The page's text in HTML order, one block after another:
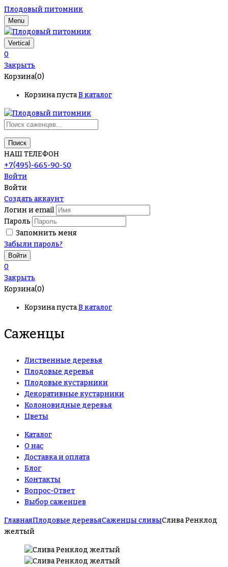
Плодовый питомник
Menu
Vertical
0
Закрыть
Корзина(0)
Корзина пустаВ каталог
Поиск
НАШ ТЕЛЕФОН
+7(495)-665-90-50
Войти
Войти
Создать аккаунт
Логин и email
Пароль
Запомнить меня
Забыли пароль?
0
Закрыть
Корзина(0)
Корзина пустаВ каталог
Саженцы
Лиственные деревья
Плодовые деревья
Плодовые кустарники
Декоративные кустарники
Колоновидные деревья
Цветы
Каталог
О нас
Доставка и оплата
Блог
Контакты
Вопрос-Ответ
Выбор саженцев
ГлавнаяПлодовые деревьяСаженцы сливыСлива Ренклод
желтый